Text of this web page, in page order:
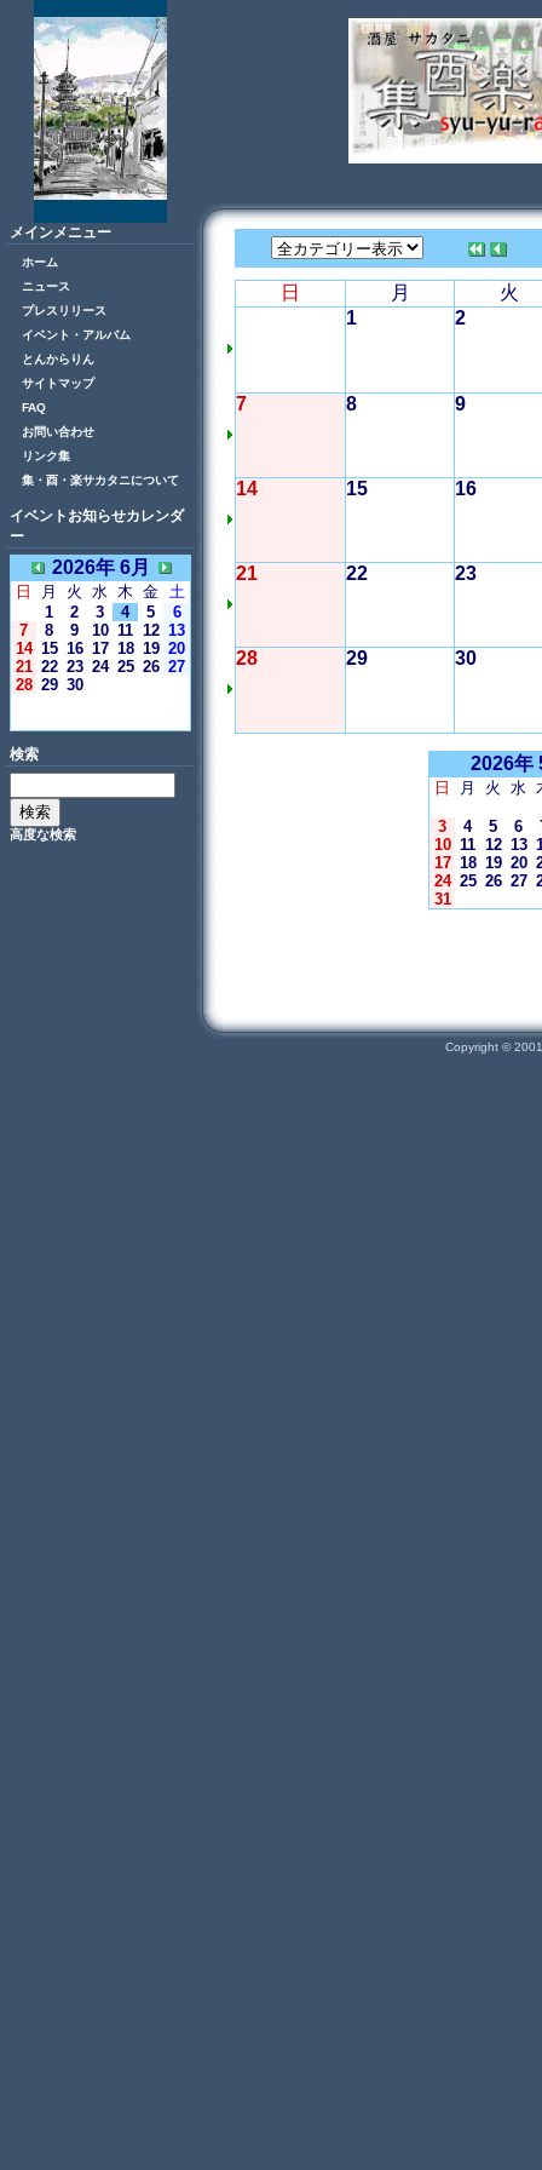
メインメニュー
ホーム
ニュース
プレスリリース
イベント・アルバム
とんからりん
サイトマップ
FAQ
お問い合わせ
リンク集
集・酉・楽サカタニについて
イベントお知らせカレンダ
ー
2026年 6月
日 月 火 水 木 金 土
1
2 3 4 5
6
7
8 9 10 11 12 13
14 15 16 17 18 19 20
21 22 23 24 25 26 27
28 29 30
検索
高度な検索
日 月
火
1
2
7 8 9
14 15 16
21 22 23
28 29 30
2026年
日 月 火 水
3 4 5 6
10 11 12 13
17 18 19 20
24 25 26 27
31
Copyright ©